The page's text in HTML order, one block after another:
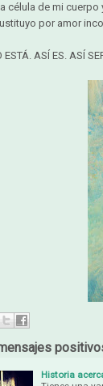
célula de mi cuerpo
por amor
ESTÁ. ASÍ ES. ASÍ
Historia